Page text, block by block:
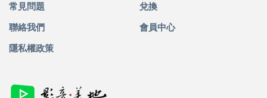
常見問題 兌換
聯絡我們 會員中心
隱私權政策